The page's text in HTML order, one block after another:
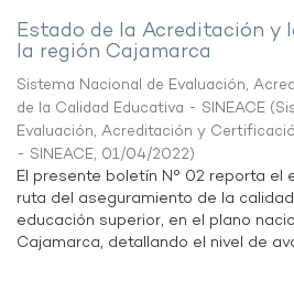
Estado de la Acreditación y
la región Cajamarca
Sistema Nacional de Evaluación,
de la Calidad Educativa - SINEACE (
Evaluación, Acreditación y
- SINEACE, 01/04/2022)
El presente boletín N° 02 reporta el
ruta del aseguramiento de la
educación superior, en el plano
Cajamarca, detallando el nivel de